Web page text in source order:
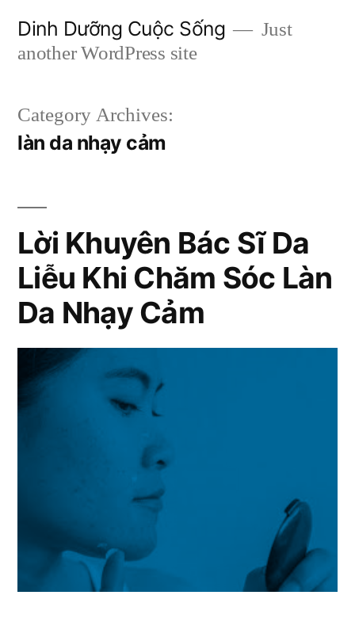
Dinh Dưỡng Cuộc Sống
Just
another WordPress site
Category Archives:
làn da nhạy cảm
Lời Khuyên Bác Sĩ Da
Liễu Khi Chăm Sóc Làn
Da Nhạy Cảm